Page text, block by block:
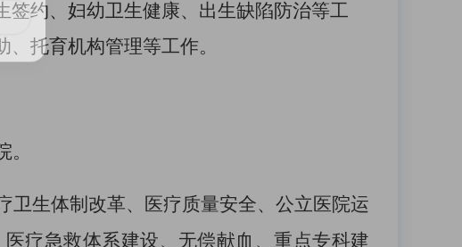
约、妇幼卫生健康、出生缺陷防治等工
、托育机构管理等工作。
卫生体制改革、 医疗质量安全、 公立医院运
疗急救体系建设、无偿献血、重点专科建